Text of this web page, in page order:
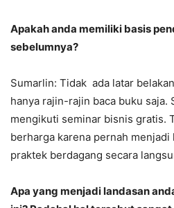
Apakah anda memiliki basis
sebelumnya?
Sumarlin: Tidak ada latar
hanya rajin-rajin baca buku saja.
mengikuti seminar bisnis gratis.
berharga karena pernah
praktek berdagang secara
Apa yang menjadi landasan